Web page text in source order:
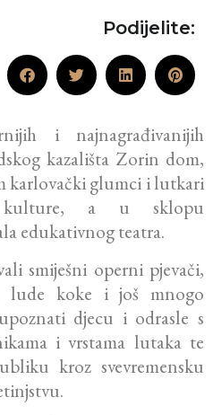
Podijelite:
i najnagrađivanijih
kazališta Zorin dom,
karlovački glumci i lutkari
a u sklopu
edukativnog teatra.
smiješni operni pjevači,
lude koke i još mnogo
djecu i odrasle s
i vrstama lutaka te
kroz svevremensku